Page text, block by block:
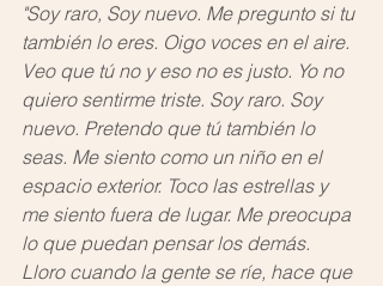
"Soy raro, Soy nuevo. Me pregunto si tu
también lo eres. Oigo voces en el aire.
Veo que tú no y eso no es justo. Yo no
quiero sentirme triste. Soy raro. Soy
nuevo. Pretendo que tú también lo
seas. Me siento como un niño en el
espacio exterior. Toco las estrellas y
me siento fuera de lugar. Me preocupa
lo que puedan pensar los demás.
Lloro cuando la gente se ríe, hace que